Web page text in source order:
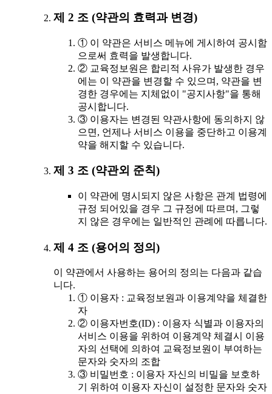
제 2 조 (약관의 효력과 변경)
① 이 약관은 서비스 메뉴에 게시하여 공시함
으로써 효력을 발생합니다.
② 교육정보원은 합리적 사유가 발생한 경우
에는 이 약관을 변경할 수 있으며, 약관을 변
경한 경우에는 지체없이 "공지사항"을 통해
공시합니다.
③ 이용자는 변경된 약관사항에 동의하지 않
으면, 언제나 서비스 이용을 중단하고 이용계
약을 해지할 수 있습니다.
제 3 조 (약관외 준칙)
이 약관에 명시되지 않은 사항은 관계 법령에
규정 되어있을 경우 그 규정에 따르며, 그렇
지 않은 경우에는 일반적인 관례에 따릅니다.
제 4 조 (용어의 정의)
이 약관에서 사용하는 용어의 정의는 다음과 같습
니다.
① 이용자 : 교육정보원과 이용계약을 체결한
자
② 이용자번호(ID) : 이용자 식별과 이용자의
서비스 이용을 위하여 이용계약 체결시 이용
자의 선택에 의하여 교육정보원이 부여하는
문자와 숫자의 조합
③ 비밀번호 : 이용자 자신의 비밀을 보호하
기 위하여 이용자 자신이 설정한 문자와 숫자